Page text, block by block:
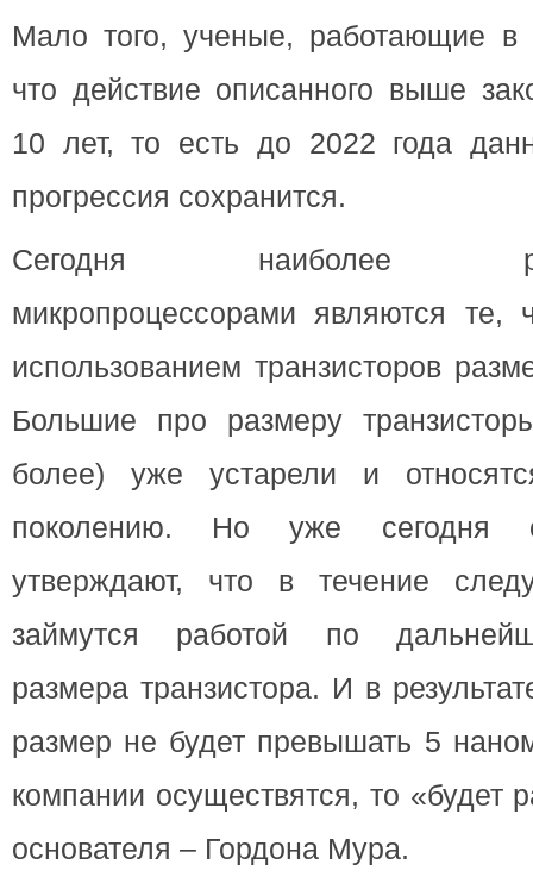
Мало того, ученые, работающие в
что действие описанного выше
10 лет, то есть до 2022 года
прогрессия сохранится.
Сегодня наиболее
микропроцессорами являются те,
использованием транзисторов
Большие про размеру
более) уже устарели и
поколению. Но уже сегодня
утверждают, что в течение
займутся работой по
размера транзистора. И в
размер не будет превышать 5
компании осуществятся, то «будет
основателя – Гордона Мура.